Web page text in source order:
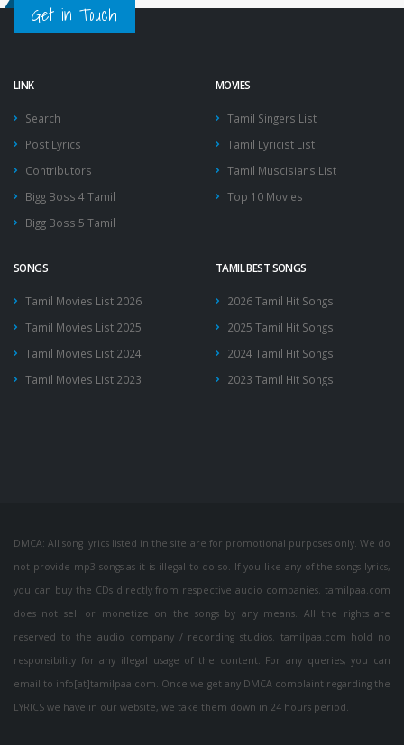
Get in Touch
LINK
Search
Post Lyrics
Contributors
Bigg Boss 4 Tamil
Bigg Boss 5 Tamil
MOVIES
Tamil Singers List
Tamil Lyricist List
Tamil Muscisians List
Top 10 Movies
SONGS
Tamil Movies List 2026
Tamil Movies List 2025
Tamil Movies List 2024
Tamil Movies List 2023
TAMIL BEST SONGS
2026 Tamil Hit Songs
2025 Tamil Hit Songs
2024 Tamil Hit Songs
2023 Tamil Hit Songs
DMCA: All song lyrics listed in the site are for promotional purposes only. We do
not provide mp3 songs as it is illegal to do so. If you like any of the songs lyrics,
you can buy the CDs directly from respective audio companies. tamilpaa.com
does not sell or monetize on the songs by any means. All the rights are
reserved to the audio company / recording studios. tamilpaa.com hold no
responsibility for any illegal usage of the content. For any queries, you can
email to info[at]tamilpaa.com. Once we get any DMCA complaint regarding the
LYRICS we have in our website, we take them down in 24 hours period.